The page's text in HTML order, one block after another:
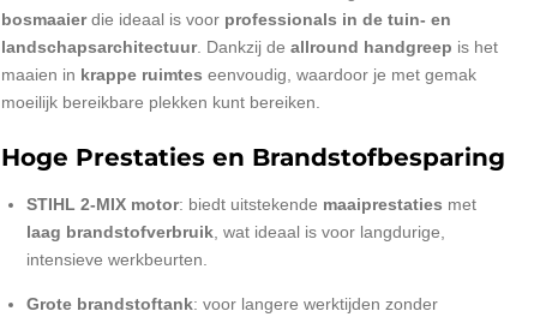
bosmaaierdie ideaal is voor professionals in de tuin- en
landschapsarchitectuur. Dankzij de allround handgreep is het
maaien in krappe ruimtes eenvoudig, waardoor je met gemak
moeilijk bereikbare plekken kunt bereiken.
Hoge Prestaties en Brandstofbesparing
STIHL 2-MIX motor: biedt uitstekende maaiprestaties met
laag brandstofverbruik , wat ideaal is voor langdurige,
intensieve werkbeurten.
Grote brandstoftank: voor langere werktijden zonder